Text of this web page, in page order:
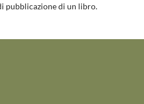
pubblicazione di un libro.